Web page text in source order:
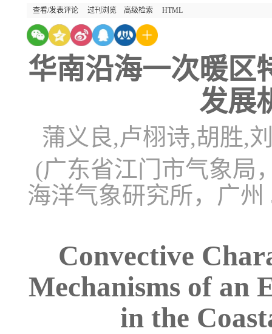
查看/发表评论
过刊浏览 高级检索 HTML
华南沿海一次暖区
发展
蒲义良,卢栩诗,胡胜,
(广东省江门市气象局
海洋气象研究所，广
Convective
Mechanisms of an
in the